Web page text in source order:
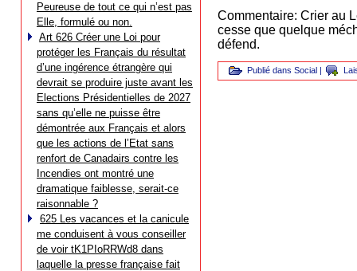
Peureuse de tout ce qui n’est pas
Elle, formulé ou non.
Art 626 Créer une Loi pour
protéger les Français du résultat
d’une ingérence étrangère qui
devrait se produire juste avant les
Elections Présidentielles de 2027
sans qu’elle ne puisse être
démontrée aux Français et alors
que les actions de l’Etat sans
renfort de Canadairs contre les
Incendies ont montré une
dramatique faiblesse, serait-ce
raisonnable ?
625 Les vacances et la canicule
me conduisent à vous conseiller
de voir tK1PIoRRWd8 dans
laquelle la presse française fait
Commentaire: Crier au
cesse que quelque
défend.
Publié dans Social |